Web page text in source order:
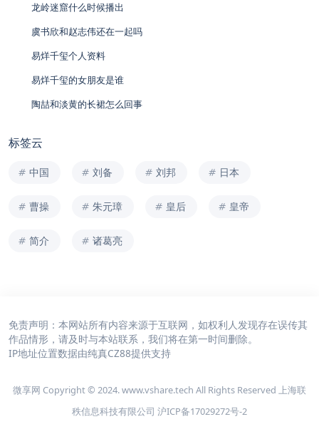
龙岭迷窟什么时候播出
虞书欣和赵志伟还在一起吗
易烊千玺个人资料
易烊千玺的女朋友是谁
陶喆和淡黄的长裙怎么回事
标签云
中国 刘备 刘邦 日本
曹操 朱元璋 皇后 皇帝
简介 诸葛亮
免责声明：本网站所有内容来源于互联网，如权利人发现存在误传其
作品情形，请及时与本站联系，我们将在第一时间删除。
IP地址位置数据由纯真CZ88提供支持
微享网 Copyright © 2024. www.vshare.tech All Rights Reserved 上海联
秩信息科技有限公司 沪ICP备17029272号-2